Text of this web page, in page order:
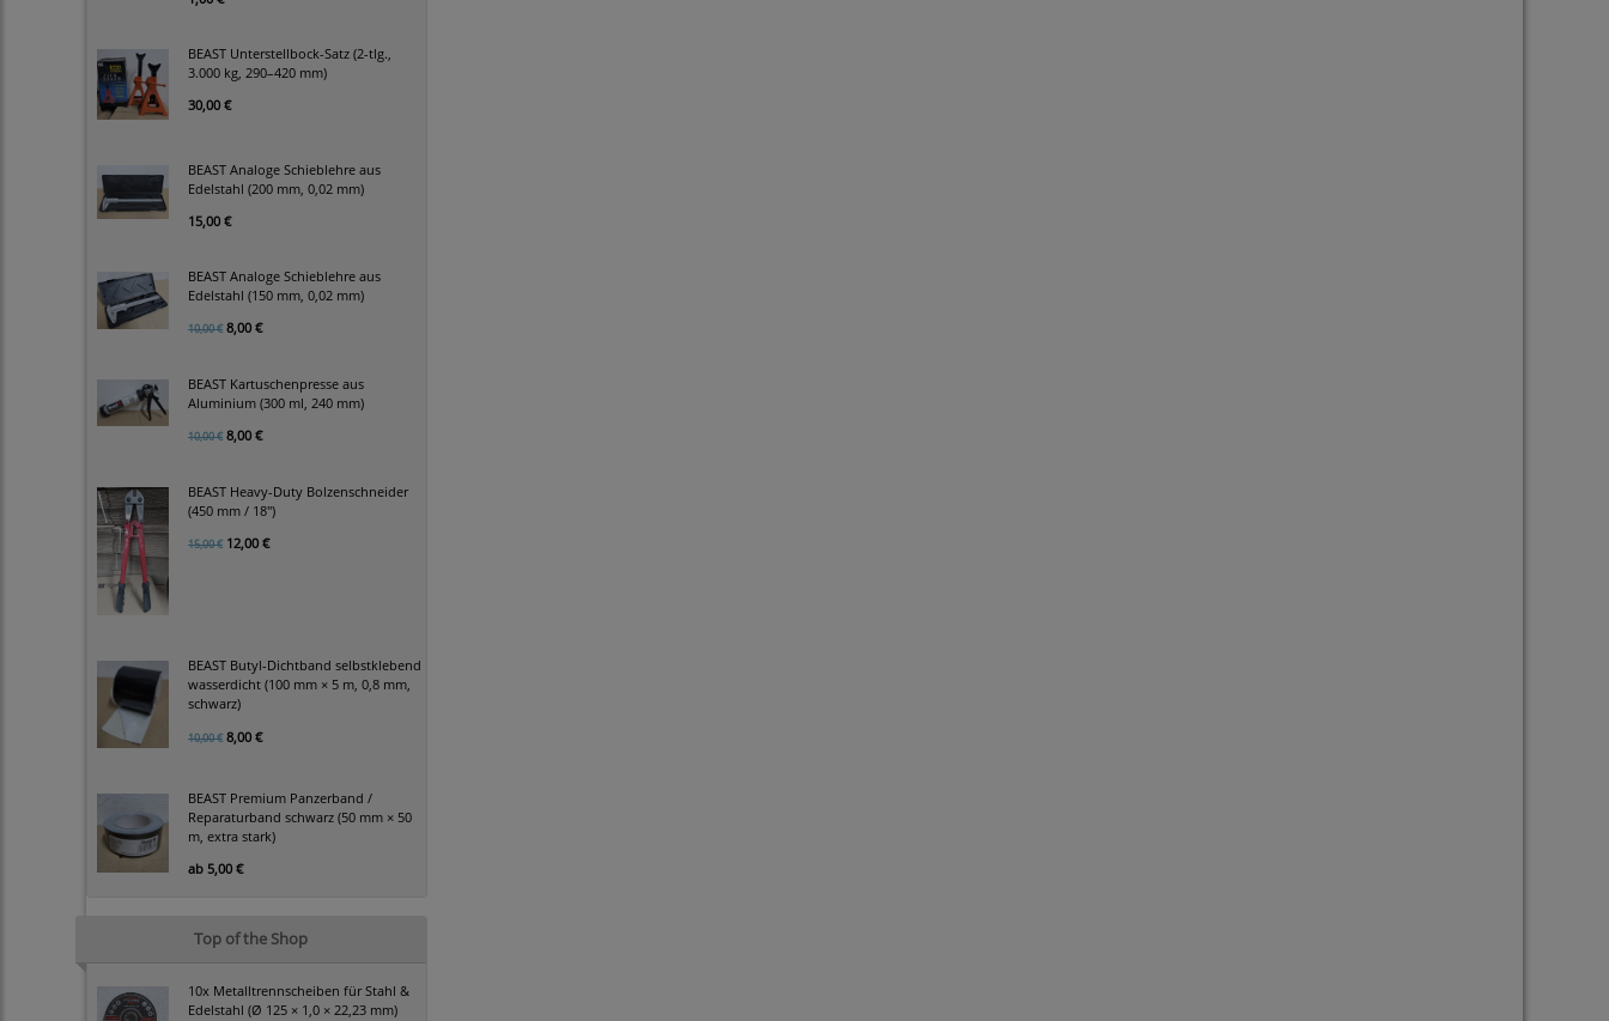
BEAST Unterstellbock-Satz (2-tlg.,
3.000 kg, 290–420 mm)
30,00 €
BEAST Analoge Schieblehre aus
Edelstahl (200 mm, 0,02 mm)
15,00 €
BEAST Analoge Schieblehre aus
Edelstahl (150 mm, 0,02 mm)
10,00 € 8,00 €
BEAST Kartuschenpresse aus
Aluminium (300 ml, 240 mm)
10,00 € 8,00 €
BEAST Heavy-Duty Bolzenschneider
(450 mm / 18")
15,00 € 12,00 €
BEAST Butyl-Dichtband selbstklebend
wasserdicht (100 mm × 5 m, 0,8 mm,
schwarz)
10,00 € 8,00 €
BEAST Premium Panzerband /
Reparaturband schwarz (50 mm × 50
m, extra stark)
ab 5,00 €
Top of the Shop
10x Metalltrennscheiben für Stahl &
Edelstahl (Ø 125 × 1,0 × 22,23 mm)